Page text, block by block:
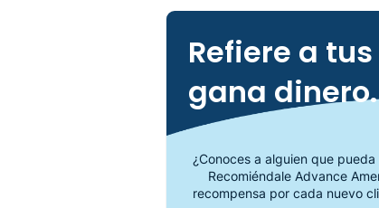
Refiere a
gana dinero.
¿Conoces a alguien que
Recomiéndale Advance
recompensa por cada nuevo